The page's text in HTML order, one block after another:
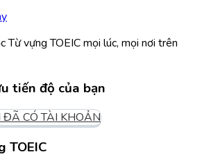
Từ vựng TOEIC mọi lúc, mọi nơi trên
tiến độ của bạn
ĐÃ CÓ TÀI KHOẢN
TOEIC